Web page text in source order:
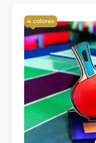
4 colores